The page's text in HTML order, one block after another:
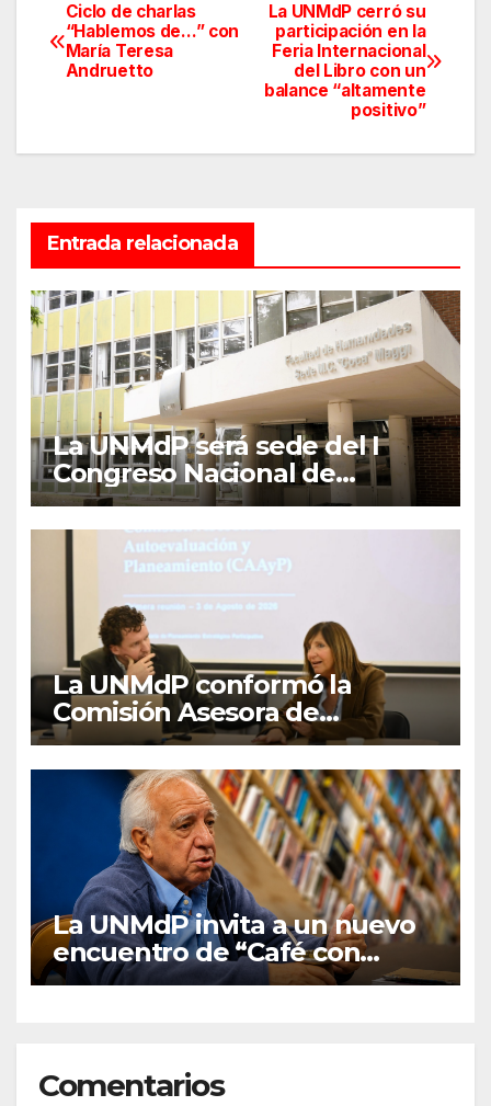
Navegación
de
La UNMdP cerró su
participación en la
Feria Internacional
del Libro con un
balance “altamente
positivo”
Ciclo de charlas
“Hablemos de…” con
María Teresa
Andruetto
Entrada relacionada
La UNMdP será sede del I
Congreso Nacional de
Lengua Inglesa
La UNMdP conformó la
Comisión Asesora de
Autoevaluación y
Planeamiento
La UNMdP invita a un nuevo
encuentro de “Café con
graduados/as”
Comentarios